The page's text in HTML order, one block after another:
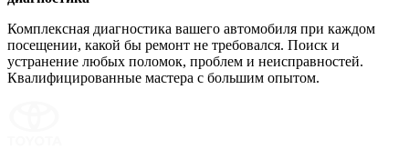
Комплексная диагностика вашего автомобиля при каждом
посещении, какой бы ремонт не требовался. Поиск и
устранение любых поломок, проблем и неисправностей.
Квалифицированные мастера с большим опытом.